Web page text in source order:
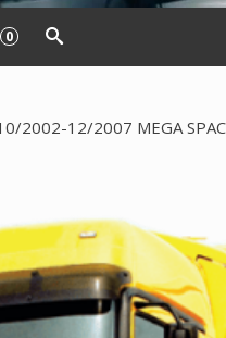
0
2002-12/2007 MEGA